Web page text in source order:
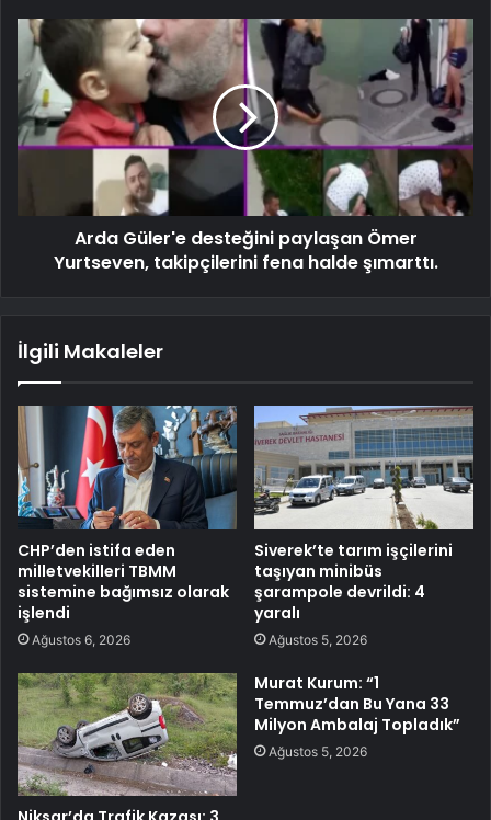
Arda Güler'e desteğini paylaşan Ömer
Yurtseven, takipçilerini fena halde şımarttı.
İlgili Makaleler
CHP’den istifa eden
milletvekilleri TBMM
sistemine bağımsız olarak
işlendi
Ağustos 6, 2026
Siverek’te tarım işçilerini
taşıyan minibüs
şarampole devrildi: 4
yaralı
Ağustos 5, 2026
Murat Kurum: “1
Temmuz’dan Bu Yana 33
Milyon Ambalaj Topladık”
Ağustos 5, 2026